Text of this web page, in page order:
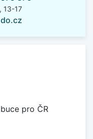
13-17
pro ČR